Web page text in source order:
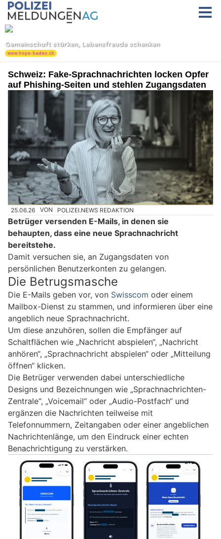
Schweiz: Fake-Sprachnachrichten locken Opfer
auf Phishing-Seiten und stehlen Zugangsdaten
25.06.26 VON POLIZEI.NEWS REDAKTION
Betrüger versenden E-Mails, in denen sie
behaupten, dass eine neue Sprachnachricht
bereitstehe.
Damit versuchen sie, an Zugangsdaten von
persönlichen Benutzerkonten zu gelangen.
Die Betrugsmasche
Die E-Mails geben vor, von Swisscom oder einem
Mailbox-Dienst zu stammen, und informieren über eine
angeblich neue Sprachnachricht.
Um diese anzuhören, sollen die Empfänger auf
Schaltflächen wie „Nachricht abspielen“, „Nachricht
anhören“, „Sprachnachricht abspielen“ oder „Mitteilung
öffnen“ klicken.
Die Betrüger verwenden dabei unterschiedliche
Designs und Bezeichnungen wie „Sprachnachrichten-
Zentrale“, „Voicemail“ oder „Audio-Postfach“ und
ergänzen die Nachrichten teilweise mit
Telefonnummern, Zeitangaben oder einer angeblichen
Nachrichtenlänge, um den Eindruck einer echten
Benachrichtigung zu verstärken.